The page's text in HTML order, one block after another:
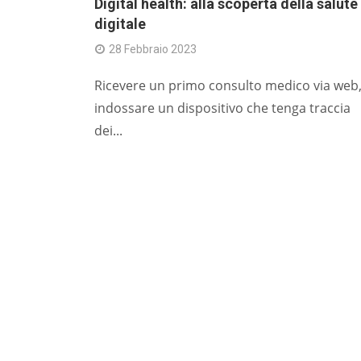
digitale
28 Febbraio 2023
Ricevere un primo consulto medico via web,
indossare un dispositivo che tenga traccia
dei...